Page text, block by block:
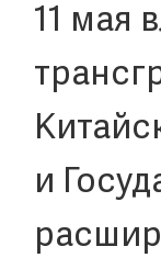
11 мая
и